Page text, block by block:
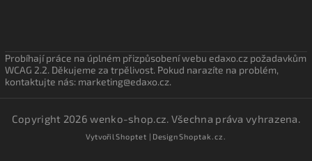
Probíhají práce na úplném přizpůsobení webu edaxo.cz požadavkům
WCAG 2.2. Děkujeme za trpělivost. Pokud narazíte na problém,
kontaktujte nás: marketing@edaxo.cz.
Copyright 2026wenko-shop.cz. Všechna práva vyhrazena.
VytvořilShoptet | DesignShoptak.cz.